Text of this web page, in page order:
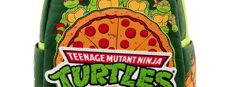
de 30 à 50 €
de 50 à 100 €
+ de 100 €